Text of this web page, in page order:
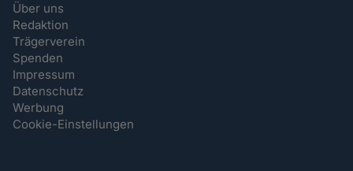
Über uns
Redaktion
Trägerverein
Spenden
Impressum
Datenschutz
Werbung
Cookie-Einstellungen